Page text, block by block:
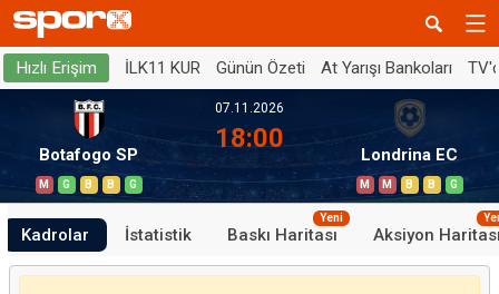
Hızlı Erişim İLK11 KUR Günün Özeti At Yarışı Bankoları
Botafogo SP
M G B B G
07.11.2026
18:00
Londrina EC
M M B B G
Kadrolar İstatistik Baskı Haritası
Yeni
Aksiyon